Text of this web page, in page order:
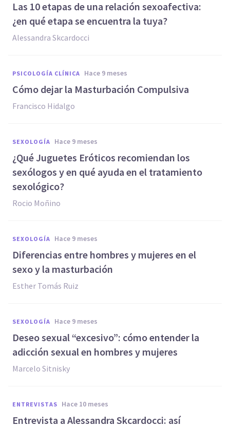
Las 10 etapas de una relación sexoafectiva:
¿en qué etapa se encuentra la tuya?
Alessandra Skcardocci
PSICOLOGÍA CLÍNICA hace 9 meses
Cómo dejar la Masturbación Compulsiva
Francisco Hidalgo
SEXOLOGÍA hace 9 meses
¿Qué Juguetes Eróticos recomiendan los
sexólogos y en qué ayuda en el tratamiento
sexológico?
Rocio Moñino
SEXOLOGÍA hace 9 meses
Diferencias entre hombres y mujeres en el
sexo y la masturbación
Esther Tomás Ruiz
SEXOLOGÍA hace 9 meses
Deseo sexual “excesivo”: cómo entender la
adicción sexual en hombres y mujeres
Marcelo Sitnisky
ENTREVISTAS hace 10 meses
Entrevista a Alessandra Skcardocci: así